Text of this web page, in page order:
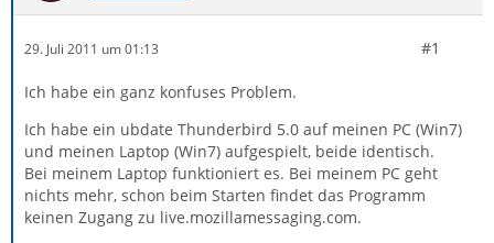
29. Juli 2011 um 01:13 #1
Ich habe ein ganz konfuses Problem.
Ich habe ein ubdate Thunderbird 5.0 auf meinen PC (Win7)
und meinen Laptop (Win7) aufgespielt, beide identisch.
Bei meinem Laptop funktioniert es. Bei meinem PC geht
nichts mehr, schon beim Starten findet das Programm
keinen Zugang zu live.mozillamessaging.com.